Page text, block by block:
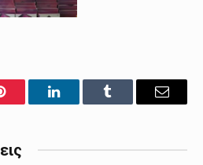
LinkedInTumblr Email